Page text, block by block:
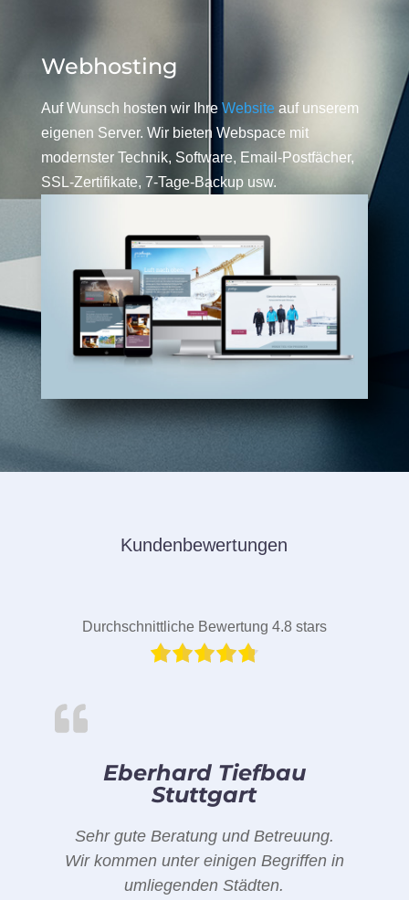
Webhosting
Auf Wunsch hosten wir Ihre Website auf unserem
eigenen Server. Wir bieten Webspace mit
modernster Technik, Software, Email-Postfächer,
SSL-Zertifikate, 7-Tage-Backup usw.
Kundenbewertungen
Durchschnittliche Bewertung 4.8 stars
Eberhard Tiefbau
Stuttgart
Sehr gute Beratung und Betreuung.
Wir kommen unter einigen Begriffen in
umliegenden Städten.